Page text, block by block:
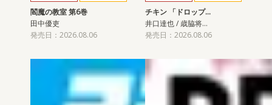
閻魔の教室 第6巻
田中優吏
発売日：2026.08.06
チキン 「ドロップ…
井口達也 / 歳脇将…
発売日：2026.08.06